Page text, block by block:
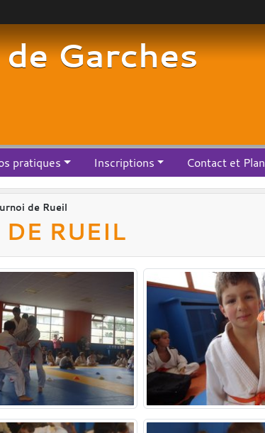
Garches
pratiques Inscriptions Contact et Plan
de Rueil
RUEIL